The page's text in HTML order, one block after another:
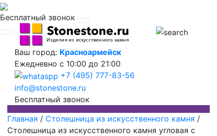
Бесплатный звонок
Ваш город: Красноармейск
Ежедневно с 10:00 до 21:00
+7 (495) 777-83-56
info@stonestone.ru
Бесплатный звонок
Главная / Столешница из искусственного камня /
Столешница из искусственного камня угловая с